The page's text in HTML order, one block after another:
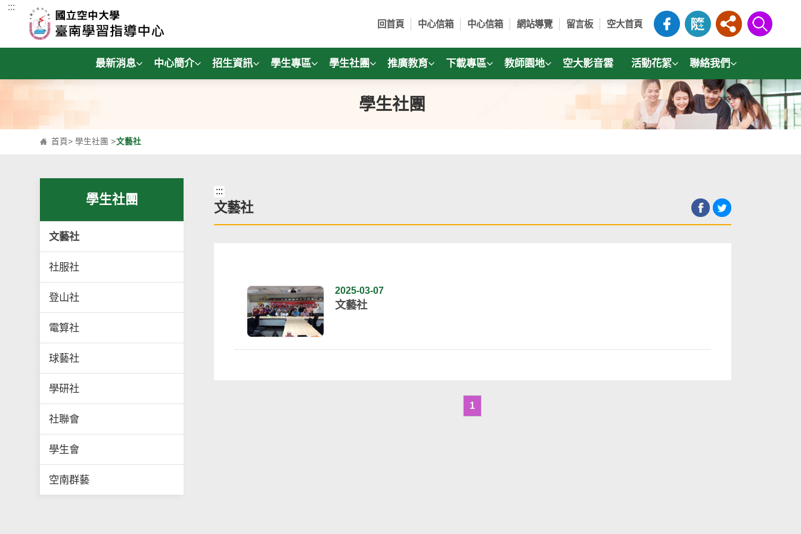
跳到主要內容區塊
:::
回首頁
中心信箱 中心信箱 網站導覽 留言板 空大首頁
最新消息 中心簡介 招生資訊 學生專區 學生社團 推廣教育 下載專區 教師園地 空大影音雲 活動花絮 聯絡我們
學生社團
首頁>學生社團 >文藝社
學生社團
文藝社
社服社
登山社
電算社
球藝社
學研社
社聯會
學生會
空南群藝
:::
文藝社
2025-03-07
文藝社
1